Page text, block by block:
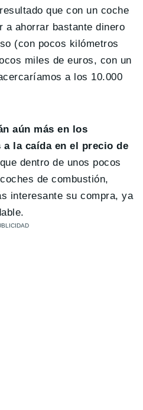
que con un coche
a ahorrar bastante dinero
(con pocos kilómetros
miles de euros, con un
a los 10.000
aún más en los
la caída en el precio de
dentro de unos pocos
de combustión,
interesante su compra, ya